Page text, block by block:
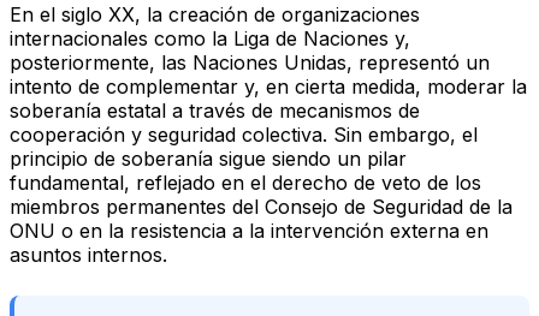
En el siglo XX, la creación de organizaciones
internacionales como la Liga de Naciones y,
posteriormente, las Naciones Unidas, representó un
intento de complementar y, en cierta medida, moderar la
soberanía estatal a través de mecanismos de
cooperación y seguridad colectiva. Sin embargo, el
principio de soberanía sigue siendo un pilar
fundamental, reflejado en el derecho de veto de los
miembros permanentes del Consejo de Seguridad de la
ONU o en la resistencia a la intervención externa en
asuntos internos.